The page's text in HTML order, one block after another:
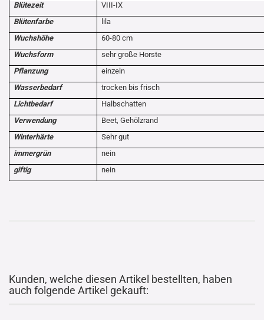
Blütezeit
VIII-IX
Blütenfarbe
lila
Wuchshöhe
60-80 cm
Wuchsform
sehr große Horste
Pflanzung
einzeln
Wasserbedarf
trocken bis frisch
Lichtbedarf
Halbschatten
Verwendung
Beet, Gehölzrand
Winterhärte
Sehr gut
immergrün
nein
giftig
nein
Kunden, welche diesen Artikel bestellten, haben
auch folgende Artikel gekauft: